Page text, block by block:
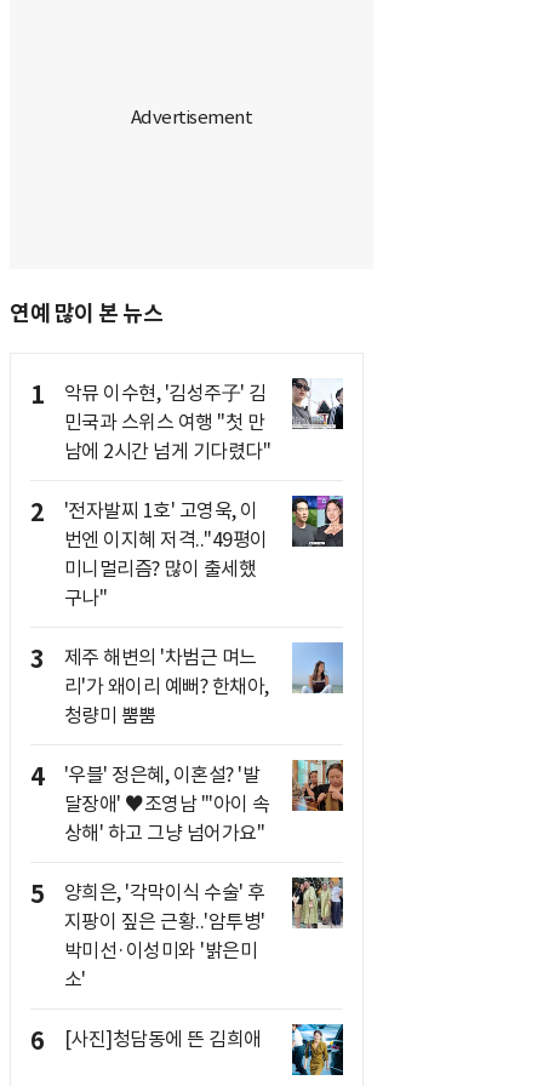
연예 많이 본 뉴스
1
악뮤 이수현, '김성주子' 김
민국과 스위스 여행 "첫 만
남에 2시간 넘게 기다렸다"
2
'전자발찌 1호' 고영욱, 이
번엔 이지혜 저격.."49평이
미니멀리즘? 많이 출세했
구나"
3
제주 해변의 '차범근 며느
리'가 왜이리 예뻐? 한채아,
청량미 뿜뿜
4
'우블' 정은혜, 이혼설? '발
달장애' ♥조영남 "'아이 속
상해' 하고 그냥 넘어가요"
5
양희은, '각막이식 수술' 후
지팡이 짚은 근황..'암투병'
박미선·이성미와 '밝은미
소'
6 [사진]청담동에 뜬 김희애